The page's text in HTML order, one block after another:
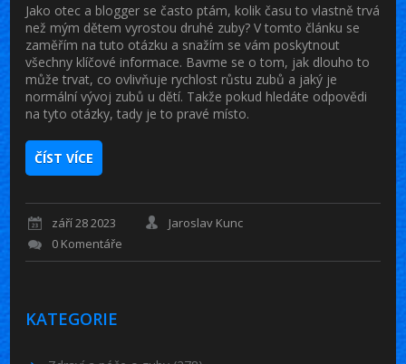
Jako otec a blogger se často ptám, kolik času to vlastně trvá
než mým dětem vyrostou druhé zuby? V tomto článku se
zaměřím na tuto otázku a snažím se vám poskytnout
všechny klíčové informace. Bavme se o tom, jak dlouho to
může trvat, co ovlivňuje rychlost růstu zubů a jaký je
normální vývoj zubů u dětí. Takže pokud hledáte odpovědi
na tyto otázky, tady je to pravé místo.
ČÍST VÍCE
září 28 2023
Jaroslav Kunc
0 Komentáře
KATEGORIE